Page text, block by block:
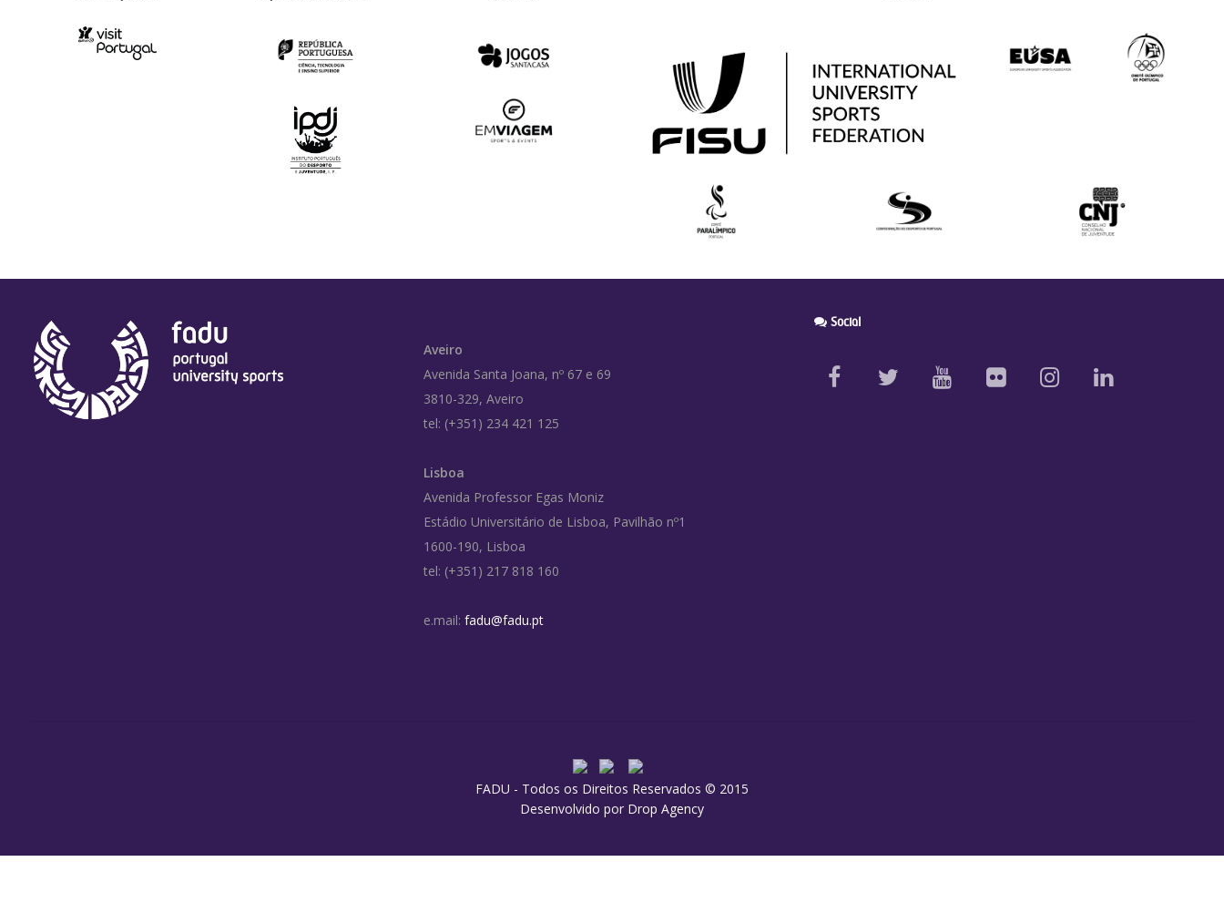
Aveiro
Avenida Santa Joana, nº 67 e 69
3810-329, Aveiro
tel: (+351) 234 421 125
Lisboa
Avenida Professor Egas Moniz
Estádio Universitário de Lisboa, Pavilhão nº1
1600-190, Lisboa
tel: (+351) 217 818 160
e.mail: fadu@fadu.pt
Social
FADU - Todos os Direitos Reservados © 2015
Desenvolvido por Drop Agency